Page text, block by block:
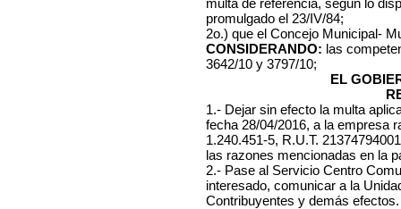
multa de referencia, según lo
promulgado el 23/IV/84;
2o.) que el Concejo Municipal-
CONSIDERANDO: las
3642/10 y 3797/10;
EL
1.- Dejar sin efecto la multa
fecha 28/04/2016, a la empresa
1.240.451-5, R.U.T.
las razones mencionadas en la
2.- Pase al Servicio Centro
interesado, comunicar a la
Contribuyentes y demás efectos.